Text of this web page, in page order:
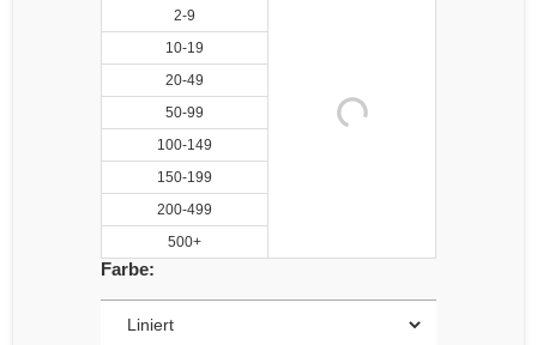
2-9
10-19
20-49
50-99
100-149
150-199
200-499
500+
Farbe: